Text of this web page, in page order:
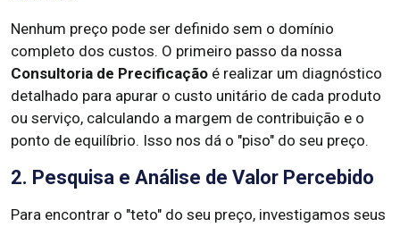
Nenhum preço pode ser definido sem o domínio
completo dos custos. O primeiro passo da nossa
Consultoria de Precificação é realizar um diagnóstico
detalhado para apurar o custo unitário de cada produto
ou serviço, calculando a margem de contribuição e o
ponto de equilíbrio. Isso nos dá o "piso" do seu preço.
2. Pesquisa e Análise de Valor Percebido
Para encontrar o "teto" do seu preço, investigamos seus